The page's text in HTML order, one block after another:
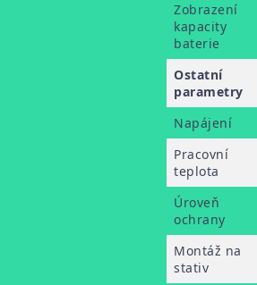
Zobrazení
kapacity
baterie
Ostatní
parametry
Napájení
Pracovní
teplota
Úroveň
ochrany
Montáž na
stativ